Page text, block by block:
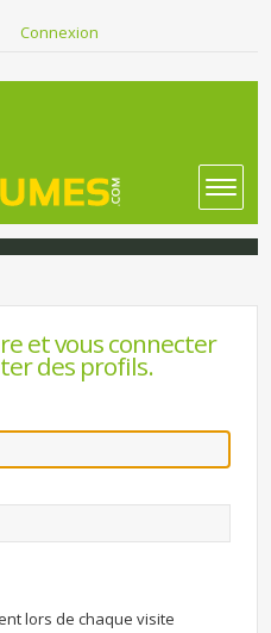
Connexion
et vous connecter
des profils.
lors de chaque visite